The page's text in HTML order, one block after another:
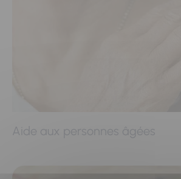
Aide aux personnes âgées